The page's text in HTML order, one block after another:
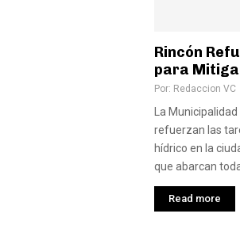
Rincón
para
Por: Redaccion VC
La
refuerzan las
hídrico en la
que abarcan toda
Read more